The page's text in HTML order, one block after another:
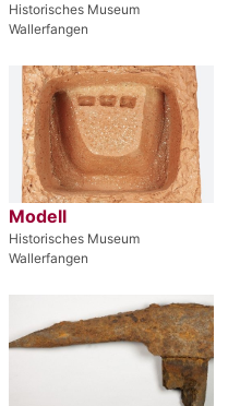
Historisches Museum
Wallerfangen
Modell
Historisches Museum
Wallerfangen